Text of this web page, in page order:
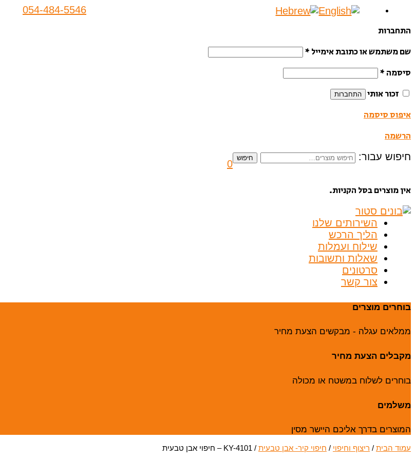
054-484-5546
התחברות
שם משתמש או כתובת אימייל *
סיסמה *
זכור אותי
התחברות
איפוס סיסמה
הרשמה
חיפוש עבור: חיפוש
0
אין מוצרים בסל הקניות.
השירותים שלנו
הליך הרכש
שילוח ועמלות
שאלות ותשובות
סרטונים
צור קשר
בוחרים מוצרים
ממלאים עגלה - מבקשים הצעת מחיר
מקבלים הצעת מחיר
בוחרים לשלוח במשטח או מכולה
משלמים
המוצרים בדרך אליכם היישר מסין
עמוד הבית / ריצוף וחיפוי / חיפוי קיר- אבן טבעית / KY-4101 – חיפוי אבן טבעית